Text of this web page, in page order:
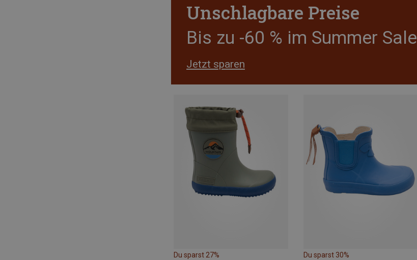
Unschlagbare Preise
Bis zu -60 % im Summer Sale
Jetzt sparen
Du sparst 27% Du sparst 30%